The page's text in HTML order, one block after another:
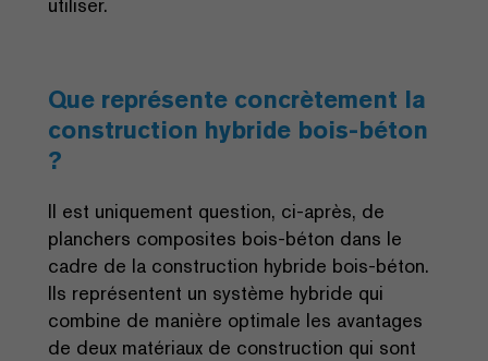
Que représente concrètement la
construction hybride bois-béton
?
Il est uniquement question, ci-après, de
planchers composites bois-béton dans le
cadre de la construction hybride bois-béton.
Ils représentent un système hybride qui
combine de manière optimale les avantages
de deux matériaux de construction qui sont